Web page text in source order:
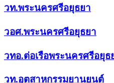
วท.พระนครศรีอยุธยา
วอศ.พระนครศรีอยุธยา
วทอ.ต่อเรือพระนครศรีอยุธ
วท.อุตสาหกรรมยานยนต์